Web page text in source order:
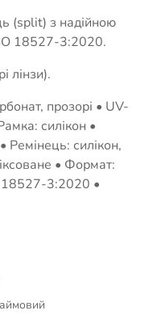
(split) з надійною
18527-3:2020.
лінзи).
прозорі • UV-
силікон •
Ремінець: силікон,
• Формат:
18527-3:2020 •